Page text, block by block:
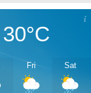
30°C
Fri Sat